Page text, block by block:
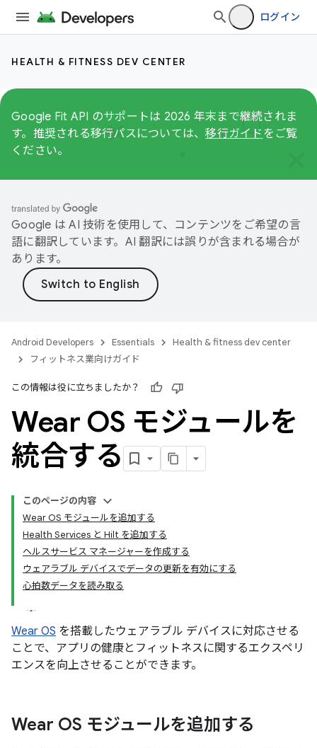
ログイン
HEALTH & FITNESS DEV CENTER
Google Fit API のサポートは 2026 年末まで継続されま
す。推奨される移行パスについては、移行ガイド をご覧
ください。
Google は AI 技術を使用して、コンテンツをご希望の言
語に翻訳しています。AI 翻訳には誤りが含まれる場合が
あります。
Android Developers Essentials
Health & fitness dev center
フィットネス業向けガイド
この情報は役に立ちましたか？
Wear OS モジュールを
統合する
このページの内容
Wear OS モジュールを追加する
Health Services と Hilt を追加する
ヘルスサービス マネージャーを作成する
ウェアラブル デバイスでデータの更新を有効にする
心拍数データを読み取る
Wear OS を搭載したウェアラブル デバイスに対応させる
ことで、アプリの健康とフィットネスに関するエクスペリ
エンスを向上させることができます。
Wear OS モジュールを追加する